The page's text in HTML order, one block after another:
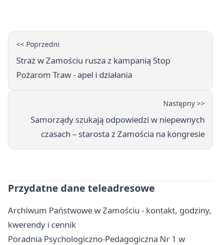
<< Poprzedni
Straż w Zamościu rusza z kampanią Stop
Pożarom Traw - apel i działania
Następny >>
Samorządy szukają odpowiedzi w niepewnych
czasach – starosta z Zamościa na kongresie
Przydatne dane teleadresowe
Archiwum Państwowe w Zamościu - kontakt, godziny,
kwerendy i cennik
Poradnia Psychologiczno-Pedagogiczna Nr 1 w